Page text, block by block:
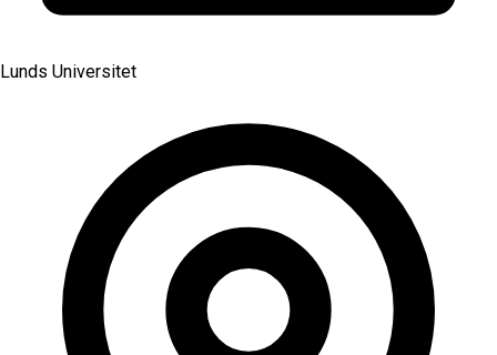
Lunds Universitet